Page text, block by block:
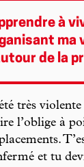
à
ma
de la
très
l’oblige à
et tu